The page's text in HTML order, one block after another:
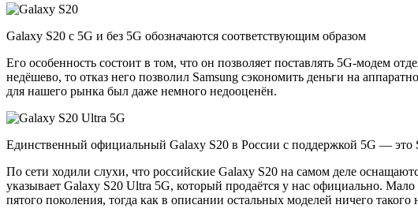
Galaxy S20 с 5G и без 5G обозначаются соответствующим образом
Его особенность состоит в том, что он позволяет поставлять 5G-модем
недёшево, то отказ него позволил Samsung сэкономить деньги на
для нашего рынка был даже немного недооценён.
Единственный официальный Galaxy S20 в России с поддержкой 5G — это
По сети ходили слухи, что российские Galaxy S20 на самом деле
указывает Galaxy S20 Ultra 5G, который продаётся у нас официально.
пятого поколения, тогда как в описании остальных моделей ничего